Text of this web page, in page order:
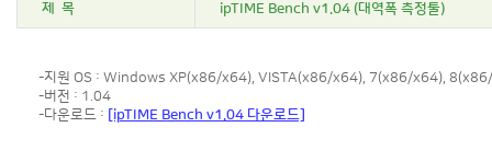
제 목 ipTIME Bench v1.04 (대역폭 측정툴)
-지원 OS : Windows XP(x86/x64), VISTA(x86/x64), 7(x86/x64),
-버전 : 1.04
-다운로드 :
[ipTIME Bench v1.04 다운로드]